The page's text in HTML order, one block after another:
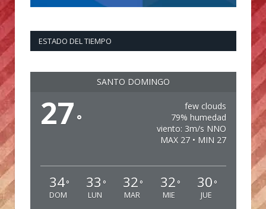
ESTADO DEL TIEMPO
SANTO DOMINGO
27 °
few clouds
79% humedad
viento: 3m/s NNO
MAX 27 • MIN 27
34°
DOM
33 °
LUN
32 °
MAR
32 °
MIE
30 °
JUE